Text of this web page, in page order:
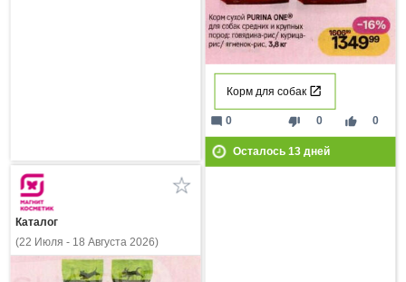
Корм для собак
thumb_down 0 thumb_up 0
mode_comment 0
Осталось 13дней
Каталог
(22 Июля - 18 Августа 2026)